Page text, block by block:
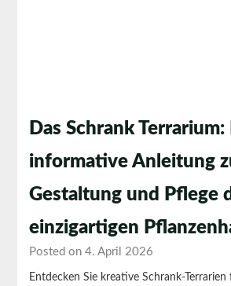
Das Schrank Terrarium:
informative Anleitung
Gestaltung und Pflege
einzigartigen
Posted on 4. April 2026
Entdecken Sie kreative Schrank-